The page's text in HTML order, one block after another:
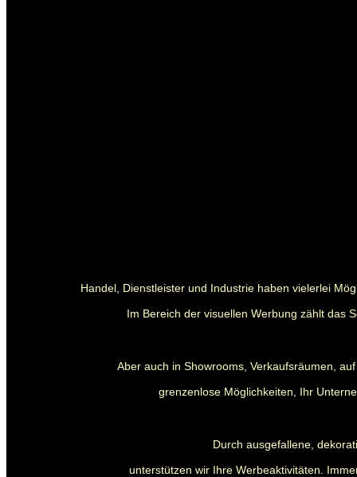
Handel, Dienstleister und Industrie haben vielerlei
Im Bereich der visuellen Werbung zählt das
Aber auch in Showrooms, Verkaufsräumen,
grenzenlose Möglichkeiten, Ihr
Durch ausgefallene,
unterstützen wir Ihre Werbeaktivitäten.